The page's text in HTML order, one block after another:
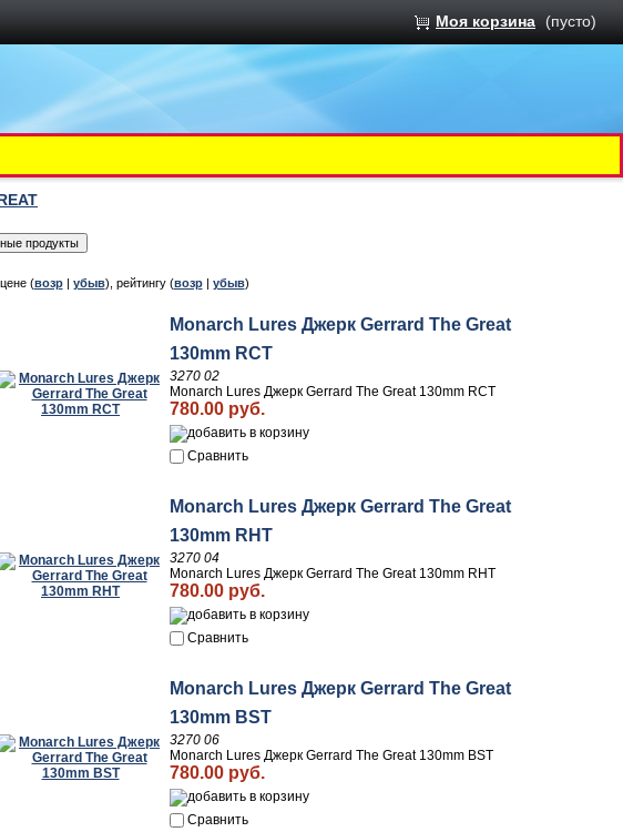
Моя корзина (пусто)
(возр| убыв), рейтингу (возр| убыв)
Monarch Lures Джерк Gerrard The Great
130mm RCT
3270 02
Monarch Lures Джерк Gerrard The Great 130mm RCT
780.00 руб.
Сравнить
Monarch Lures Джерк Gerrard The Great
130mm RHT
3270 04
Monarch Lures Джерк Gerrard The Great 130mm RHT
780.00 руб.
Сравнить
Monarch Lures Джерк Gerrard The Great
130mm BST
3270 06
Monarch Lures Джерк Gerrard The Great 130mm BST
780.00 руб.
Сравнить